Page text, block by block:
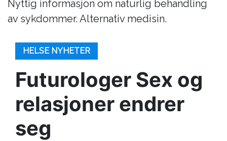
Nyttig informasjon om naturlig behandling
av sykdommer. Alternativ medisin.
HELSE NYHETER
Futurologer Sex og
relasjoner endrer
seg